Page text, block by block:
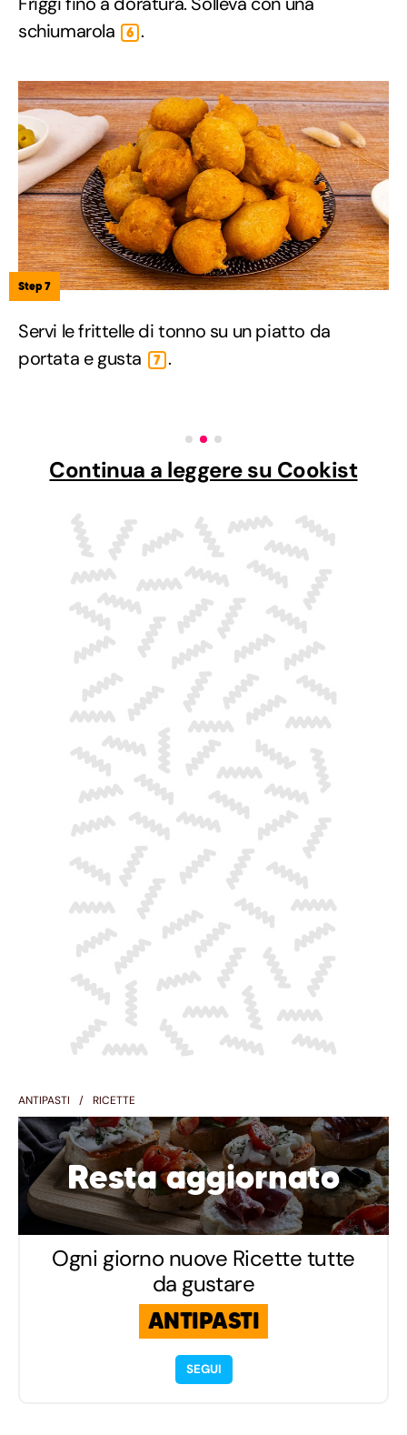
schiumarola
6 .
Step 7
Servi le frittelle di tonno su un piatto da
portata e gusta
7 .
Continua a leggere su Cookist
ANTIPASTI RICETTE
Resta aggiornato
Ogni giorno nuove Ricette tutte
da gustare
ANTIPASTI
SEGUI